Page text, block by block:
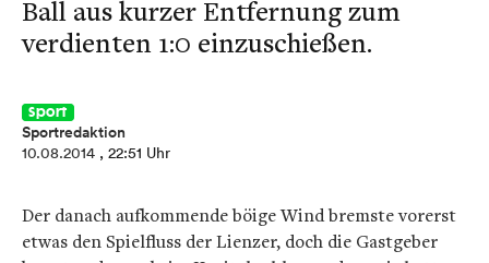
Ball aus kurzer Entfernung zum
verdienten 1:0 einzuschießen.
Sport
Sportredaktion
10.08.2014 , 22:51 Uhr
Der danach aufkommende böige Wind bremste vorerst
etwas den Spielfluss der Lienzer, doch die Gastgeber